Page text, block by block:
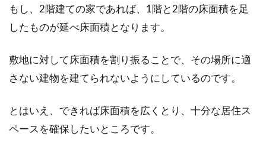
は不可欠ですよね。しかしながら、持ち家はも
ちろん、...
支払った敷金が返金される？お金が
アパートなどを探していると、家賃や礼金のほ
もし、2階建ての家であれば、1階と2階の床面積を足
したものが延べ床面積となります。
敷地に対して床面積を割り振ることで、その場所に適
さない建物を建てられないようにしているのです。
とはいえ、できれば床面積を広くとり、十分な居住ス
ペースを確保したいところです。